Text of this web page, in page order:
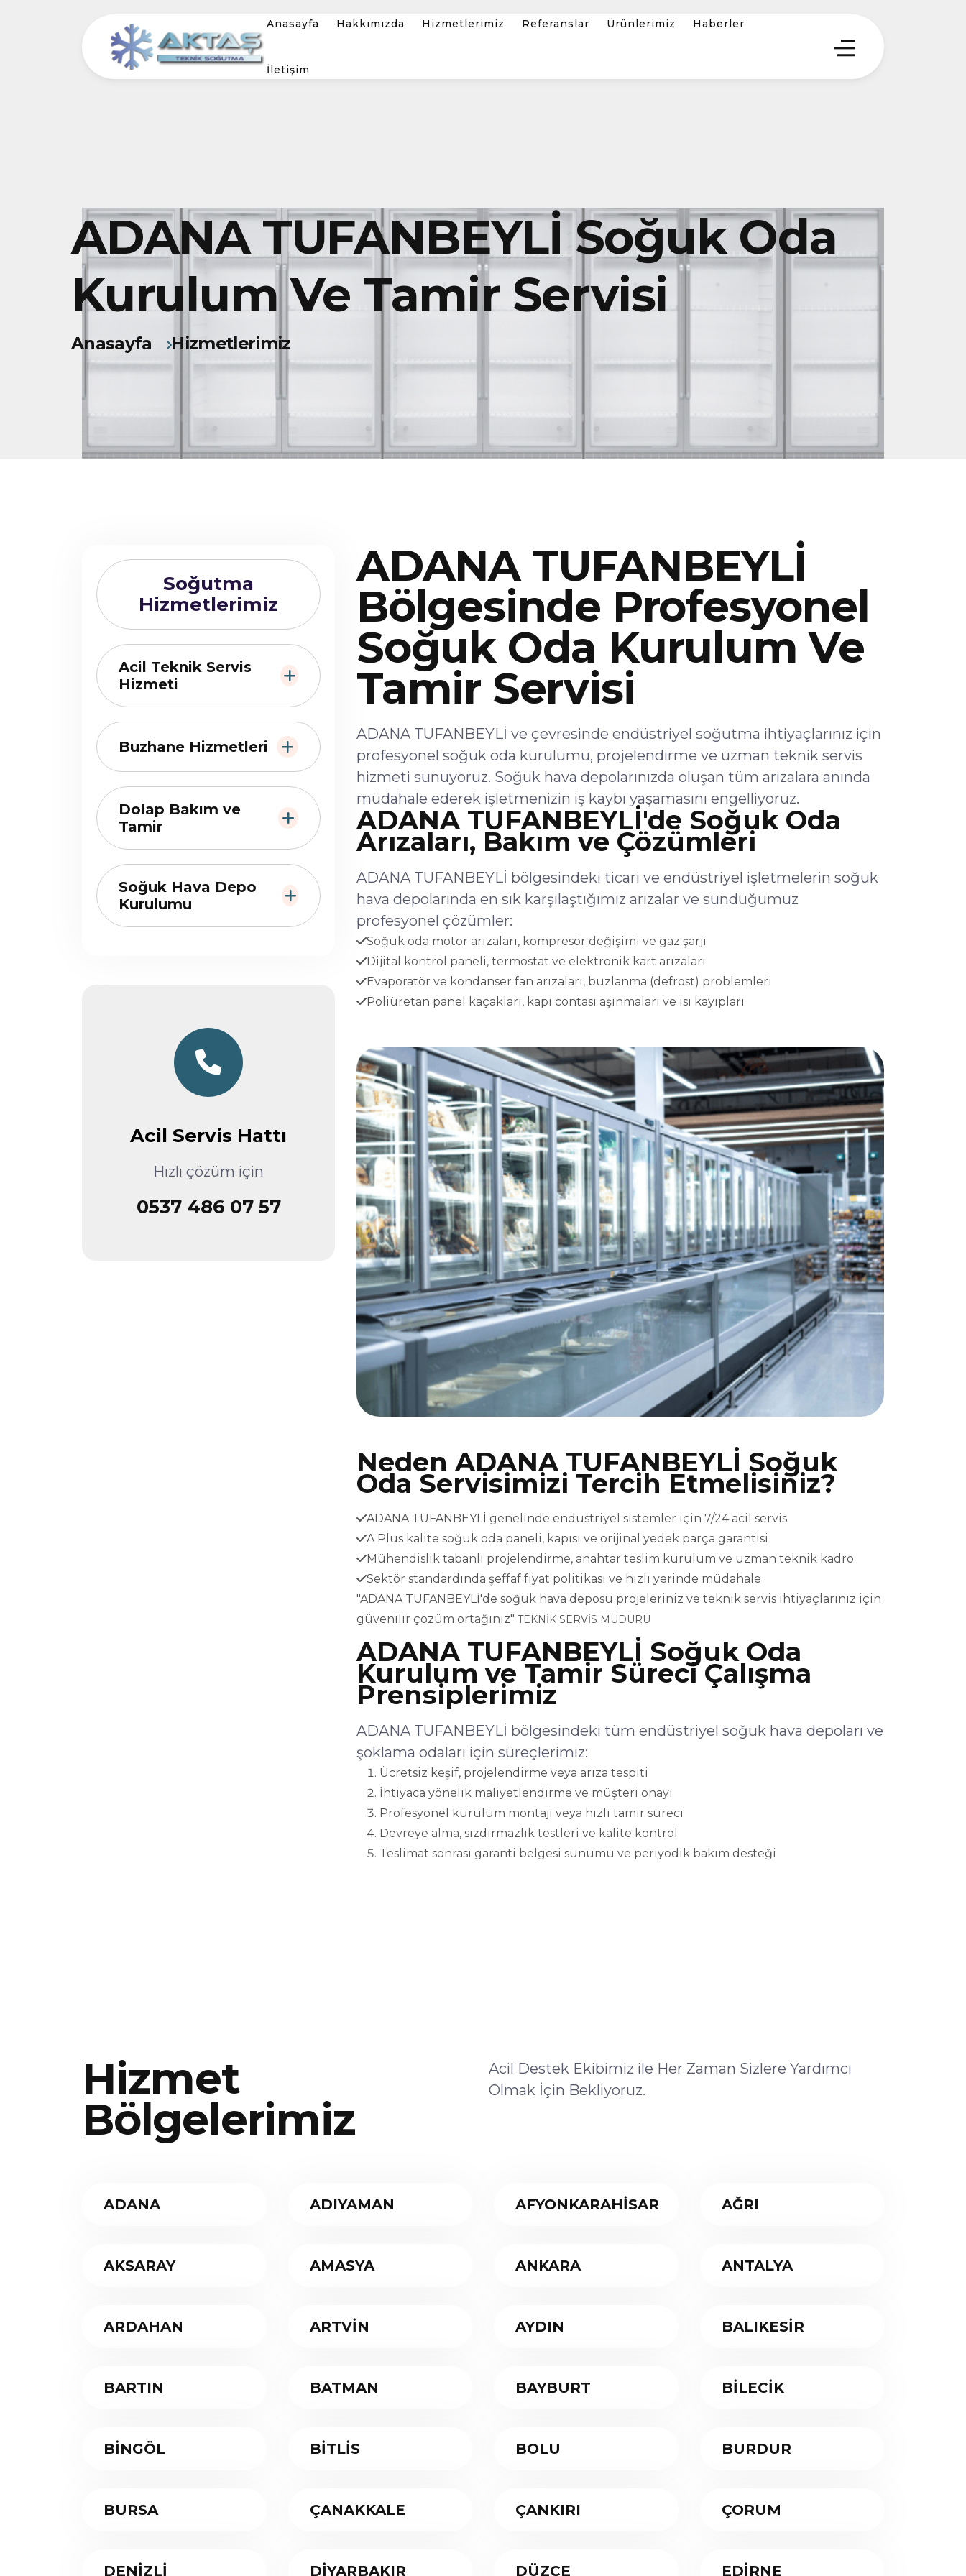
Anasayfa Hakkımızda Hizmetlerimiz Referanslar Ürünlerimiz Haberler
İletişim
ADANA TUFANBEYLİ Soğuk Oda
Kurulum Ve Tamir Servisi
Anasayfa Hizmetlerimiz
Soğutma
Hizmetlerimiz
Acil Teknik Servis
Hizmeti
Buzhane Hizmetleri
Dolap Bakım ve
Tamir
Soğuk Hava Depo
Kurulumu
Acil Servis Hattı
Hızlı çözüm için
0537 486 07 57
ADANA TUFANBEYLİ
Bölgesinde Profesyonel
Soğuk Oda Kurulum Ve
Tamir Servisi
ADANA TUFANBEYLİ ve çevresinde endüstriyel soğutma ihtiyaçlarınız için
profesyonel soğuk oda kurulumu, projelendirme ve uzman teknik servis
hizmeti sunuyoruz. Soğuk hava depolarınızda oluşan tüm arızalara anında
müdahale ederek işletmenizin iş kaybı yaşamasını engelliyoruz.
ADANA TUFANBEYLİ'de Soğuk Oda
Arızaları, Bakım ve Çözümleri
ADANA TUFANBEYLİ bölgesindeki ticari ve endüstriyel işletmelerin soğuk
hava depolarında en sık karşılaştığımız arızalar ve sunduğumuz
profesyonel çözümler:
Soğuk oda motor arızaları, kompresör değişimi ve gaz şarjı
Dijital kontrol paneli, termostat ve elektronik kart arızaları
Evaporatör ve kondanser fan arızaları, buzlanma (defrost) problemleri
Poliüretan panel kaçakları, kapı contası aşınmaları ve ısı kayıpları
Neden ADANA TUFANBEYLİ Soğuk
Oda Servisimizi Tercih Etmelisiniz?
ADANA TUFANBEYLİ genelinde endüstriyel sistemler için 7/24 acil servis
A Plus kalite soğuk oda paneli, kapısı ve orijinal yedek parça garantisi
Mühendislik tabanlı projelendirme, anahtar teslim kurulum ve uzman teknik kadro
Sektör standardında şeffaf fiyat politikası ve hızlı yerinde müdahale
"ADANA TUFANBEYLİ'de soğuk hava deposu projeleriniz ve teknik servis ihtiyaçlarınız için
güvenilir çözüm ortağınız" TEKNİK SERVİS MÜDÜRÜ
ADANA TUFANBEYLİ Soğuk Oda
Kurulum ve Tamir Süreci Çalışma
Prensiplerimiz
ADANA TUFANBEYLİ bölgesindeki tüm endüstriyel soğuk hava depoları ve
şoklama odaları için süreçlerimiz:
Ücretsiz keşif, projelendirme veya arıza tespiti
İhtiyaca yönelik maliyetlendirme ve müşteri onayı
Profesyonel kurulum montajı veya hızlı tamir süreci
Devreye alma, sızdırmazlık testleri ve kalite kontrol
Teslimat sonrası garanti belgesi sunumu ve periyodik bakım desteği
Hizmet
Bölgelerimiz
Acil Destek Ekibimiz ile Her Zaman Sizlere Yardımcı
Olmak İçin Bekliyoruz.
ADANA ADIYAMAN AFYONKARAHİSAR AĞRI
AKSARAY AMASYA ANKARA ANTALYA
ARDAHAN ARTVİN AYDIN BALIKESİR
BARTIN BATMAN BAYBURT BİLECİK
BİNGÖL BİTLİS BOLU BURDUR
BURSA ÇANAKKALE ÇANKIRI ÇORUM
DENİZLİ DİYARBAKIR DÜZCE EDİRNE